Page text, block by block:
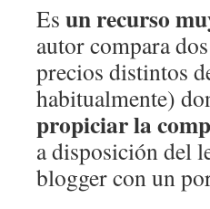
Es un recurso
autor compara
precios distintos
habitualmente)
propiciar la
a disposición del
blogger con un